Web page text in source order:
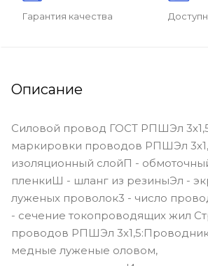
Гарантия качества
Описание
Силовой провод ГОСТ РПШЭл
маркировки проводов РПШЭл
изоляционный слойП -
пленкиШ - шланг из резиныЭл -
луженых проволок3 - число
- сечение токопроводящих жил
проводов РПШЭл
медные луженые оловом,